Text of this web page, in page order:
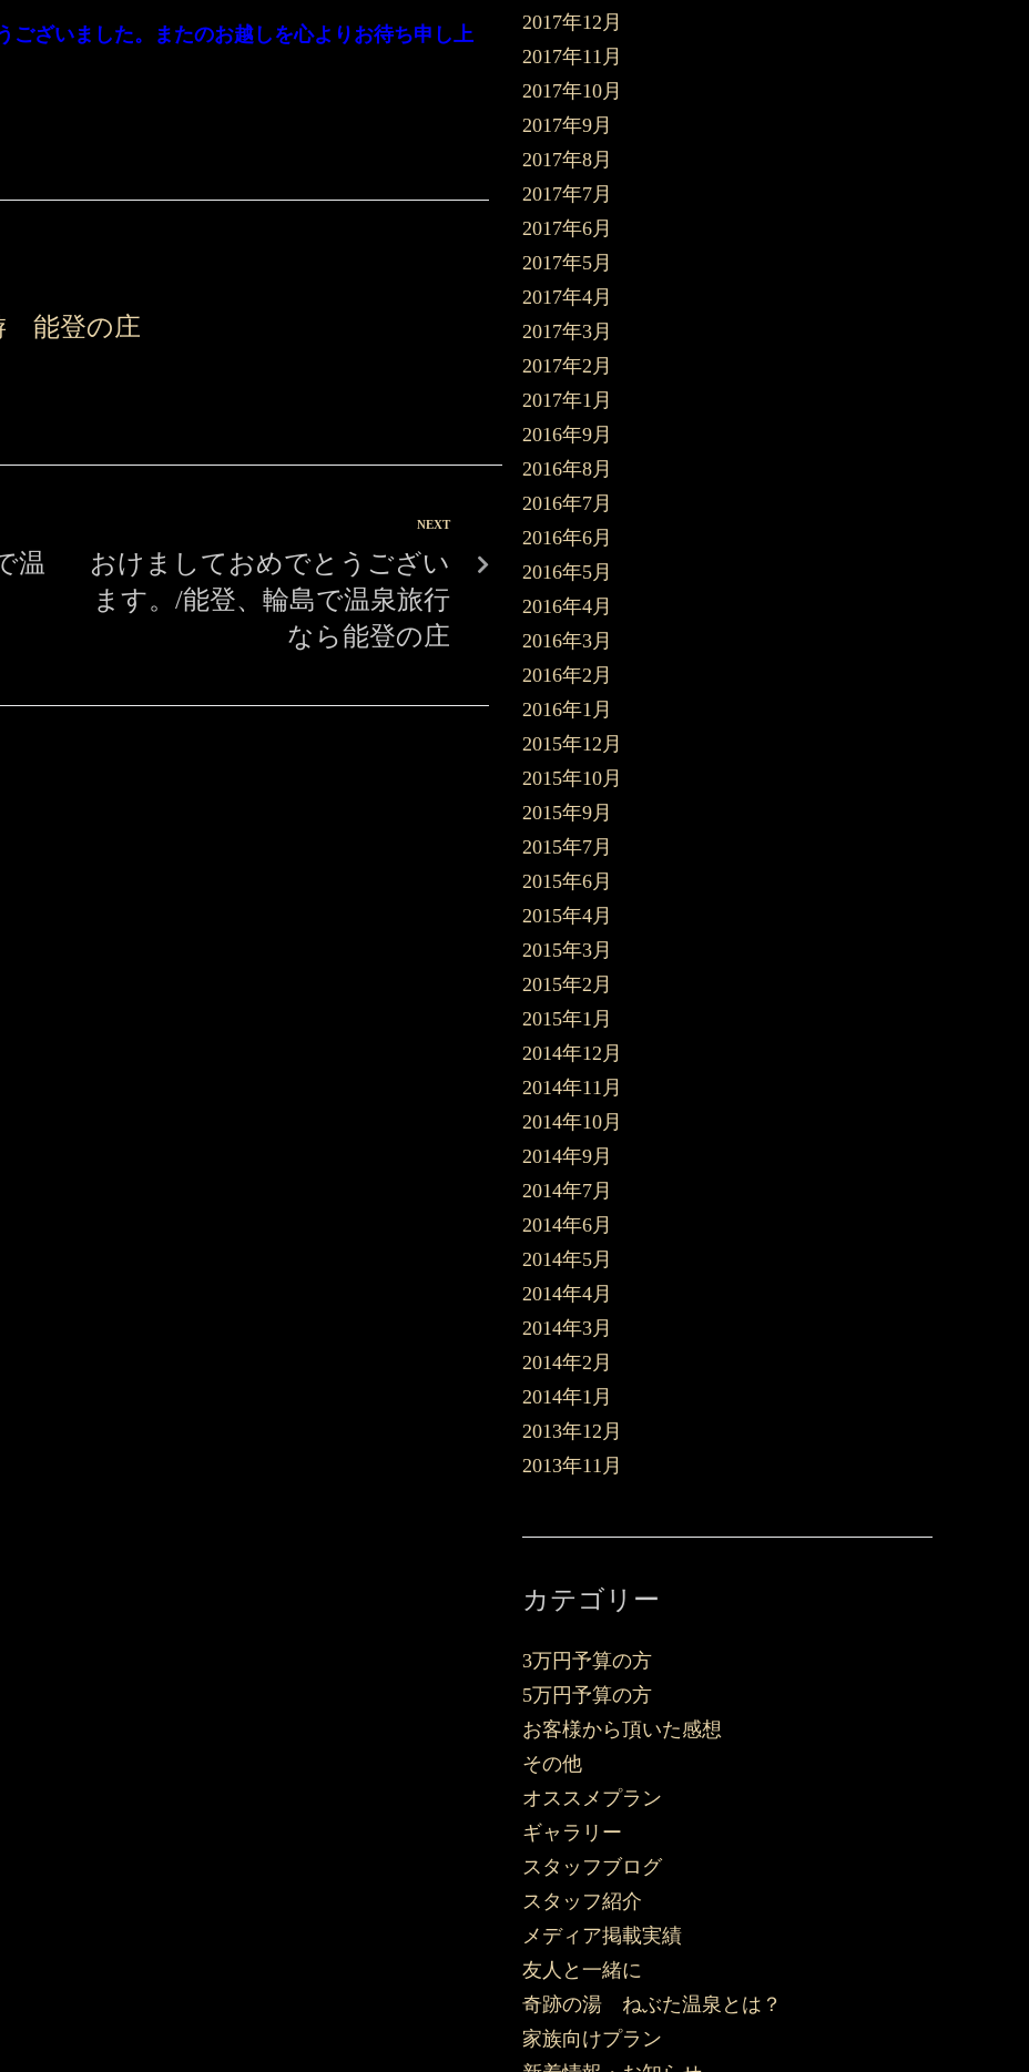
ございました。またのお越しを心よりお待ち申し上
能登の庄
温
NEXT
おけましておめでとうござい
ます。/能登、輪島で温泉旅行
なら能登の庄
2017年12月
2017年11月
2017年10月
2017年9月
2017年8月
2017年7月
2017年6月
2017年5月
2017年4月
2017年3月
2017年2月
2017年1月
2016年9月
2016年8月
2016年7月
2016年6月
2016年5月
2016年4月
2016年3月
2016年2月
2016年1月
2015年12月
2015年10月
2015年9月
2015年7月
2015年6月
2015年4月
2015年3月
2015年2月
2015年1月
2014年12月
2014年11月
2014年10月
2014年9月
2014年7月
2014年6月
2014年5月
2014年4月
2014年3月
2014年2月
2014年1月
2013年12月
2013年11月
カテゴリー
3万円予算の方
5万円予算の方
お客様から頂いた感想
その他
オススメプラン
ギャラリー
スタッフブログ
スタッフ紹介
メディア掲載実績
友人と一緒に
奇跡の湯 ねぶた温泉とは？
家族向けプラン